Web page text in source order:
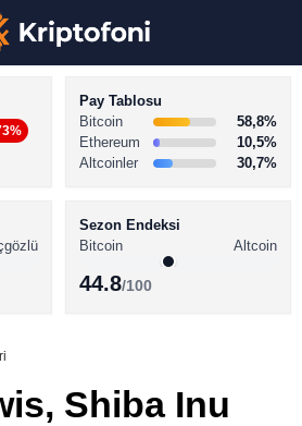
Youtube
Pay Tablosu
Bitcoin
58,8%
Ethereum
10,5%
Altcoinler
30,7%
Sezon Endeksi
Bitcoin
Altcoin
44.8/100
Shiba Inu